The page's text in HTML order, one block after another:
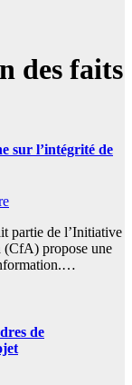
des faits
sur l’intégrité de
partie de l’Initiative
(CfA) propose une
de